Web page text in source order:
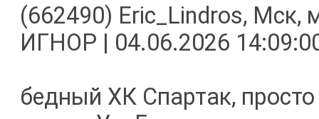
(662490) Eric_Lindros, Мск,
ИГНОР | 04.06.2026
бедный ХК Спартак,